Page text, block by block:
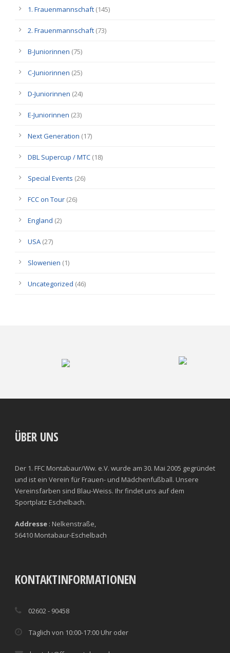
1. Frauenmannschaft (145)
2. Frauenmannschaft (73)
B-Juniorinnen (75)
C-Juniorinnen (25)
D-Juniorinnen (24)
E-Juniorinnen (23)
Next Generation (17)
DBL Supercup / MTC (18)
Special Events (26)
FCC on Tour (26)
England (2)
USA (27)
Slowenien (1)
Uncategorized (46)
ÜBER UNS
Der 1. FFC Montabaur/Ww. e.V. wurde am 30. Mai 2005 gegründet
und ist ein Verein für Frauen- und Mädchenfußball. Unsere
Vereinsfarben sind Blau-Weiss. Ihr findet uns auf dem
Sportplatz Eschelbach.
Addresse : Nelkenstraße,
56410 Montabaur-Eschelbach
KONTAKTINFORMATIONEN
02602 - 90458
Täglich von 10:00-17:00 Uhr oder